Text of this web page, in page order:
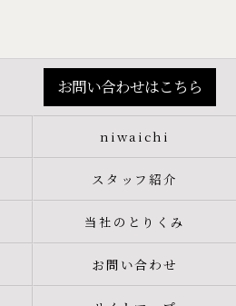
お問い合わせはこちら
niwaichi
スタッフ紹介
当社のとりくみ
お問い合わせ